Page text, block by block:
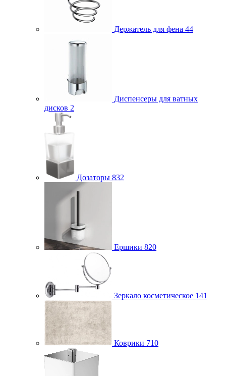
Держатель для фена 44
Диспенсеры для ватных
дисков 2
Дозаторы 832
Ершики 820
Зеркало косметическое 141
Коврики 710